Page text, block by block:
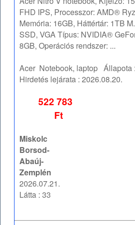
FHD IPS, Processzor: AMD®
Memória: 16GB, Háttértár: 1TB
SSD, VGA Típus: NVIDIA®
8GB, Operációs rendszer: ...
Acer Notebook, laptop Állapota :
Hirdetés lejárata :2026.08.20.
522 783
Ft
Miskolc
Borsod-
Abaúj-
Zemplén
2026.07.21.
Látta : 33